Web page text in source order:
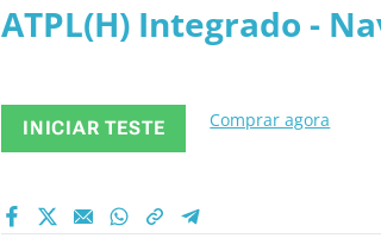
ATPL(H) Integrado -
INICIAR TESTE Comprar agora